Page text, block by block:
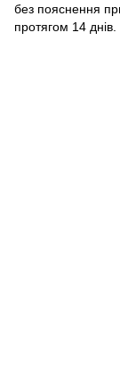
без пояснення
протягом 14 днів.